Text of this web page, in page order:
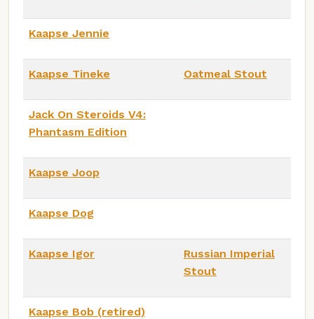
Kaapse Jennie
Kaapse Tineke Oatmeal Stout
Jack On Steroids V4:
Phantasm Edition
Kaapse Joop
Kaapse Dog
Kaapse Igor
Russian Imperial
Stout
Kaapse Bob (retired)